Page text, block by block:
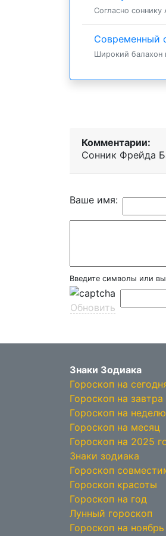
Согласно
Современный
Широкий балахон
Комментарии:
Сонник Фрейда
Ваше имя:
Введите символы или
Обновить
Знаки Зодиака
Гороскоп на
Гороскоп на завтра
Гороскоп на неделю
Гороскоп на месяц
Гороскоп на 2025
Знаки зодиака
Гороскоп
Гороскоп красоты
Гороскоп на год
Лунный гороскоп
Гороскоп на